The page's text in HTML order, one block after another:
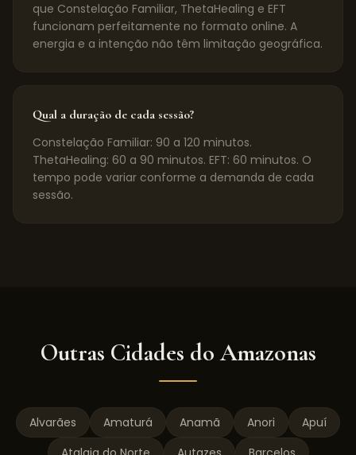
que Constelação Familiar, ThetaHealing e EFT
funcionam perfeitamente no formato online. A
energia e a intenção não têm limitação geográfica.
Qual a duração de cada sessão?
Constelação Familiar: 90 a 120 minutos.
ThetaHealing: 60 a 90 minutos. EFT: 60 minutos. O
tempo pode variar conforme a demanda de cada
sessão.
Outras Cidades doAmazonas
Alvarães Amaturá Anamã Anori
Apuí